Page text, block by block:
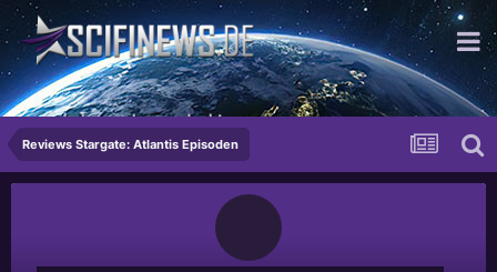
...mehr krass als man denkt
Reviews Stargate: Atlantis Episoden